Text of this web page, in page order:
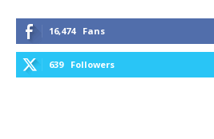
16,474 Fans
639 Followers